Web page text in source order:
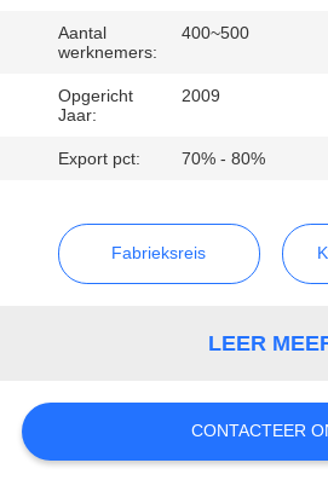
CITAAT
SITEMAP
POLICY
Aantal
werknemers:
400~500
Opgericht
Jaar:
2009
Export pct: 70% - 80%
Fabrieksreis
LEER
CONTACTEER